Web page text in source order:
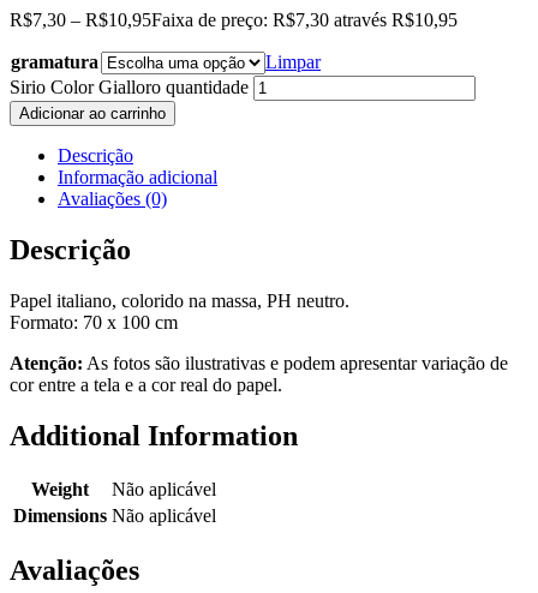
R$7,30 – R$10,95Faixa de preço: R$7,30 através R$10,95
gramatura
Limpar
Sirio Color Gialloro quantidade
Adicionar ao carrinho
Descrição
Informação adicional
Avaliações (0)
Descrição
Papel italiano, colorido na massa, PH neutro.
Formato: 70 x 100 cm
Atenção: As fotos são ilustrativas e podem apresentar variação de
cor entre a tela e a cor real do papel.
Additional Information
Weight
Não aplicável
Dimensions Não aplicável
Avaliações